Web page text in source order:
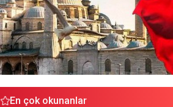
En çok okunanlar